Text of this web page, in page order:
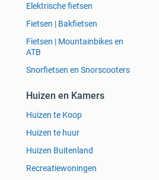
Elektrische fietsen
Fietsen | Bakfietsen
Fietsen | Mountainbikes en
ATB
Snorfietsen en Snorscooters
Huizen en Kamers
Huizen te Koop
Huizen te huur
Huizen Buitenland
Recreatiewoningen